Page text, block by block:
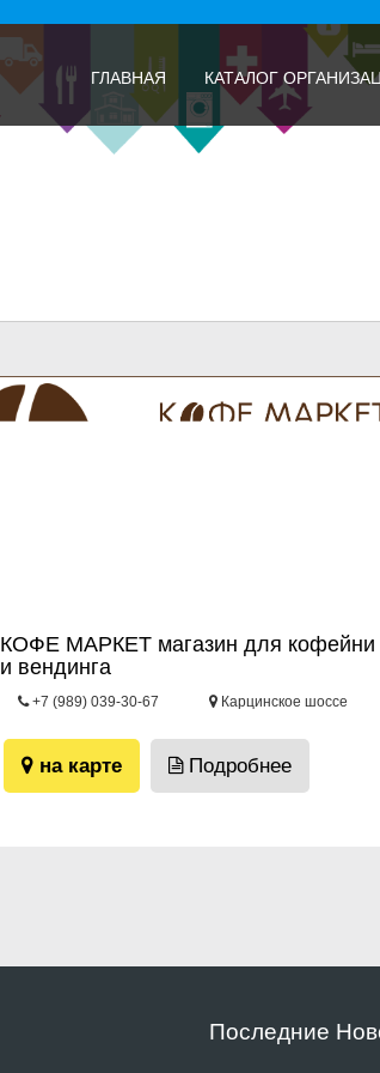
ГЛАВНАЯ КАТАЛОГ
КОФЕ МАРКЕТ магазин для кофейни
и вендинга
+7 (989) 039-30-67
Карцинское шоссе
на карте Подробнее
Последние